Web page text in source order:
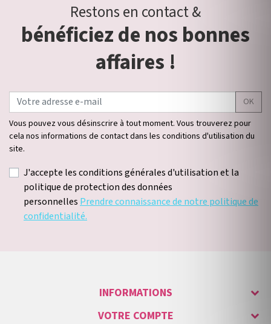
Restons en contact &
bénéficiez de nos bonnes
affaires !
OK
Vous pouvez vous désinscrire à tout moment. Vous trouverez pour
cela nos informations de contact dans les conditions d'utilisation du
site.
J'accepte les conditions générales d'utilisation et la
politique de protection des données
personnelles Prendre connaissance de notre politique de
confidentialité.
INFORMATIONS
VOTRE COMPTE